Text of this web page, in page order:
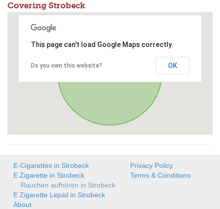
Covering Strobeck
This page can't load Google Maps correctly.
Do you own this website? OK
E-Cigarettes in Strobeck
E Zigarette in Strobeck
Rauchen aufhören in Strobeck
E Zigarette Liquid in Strobeck
About
Privacy Policy
Terms & Conditions